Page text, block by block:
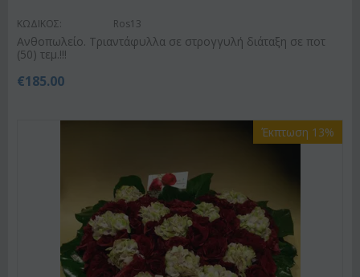
ΚΩΔΙΚΟΣ: Ros13
Ανθοπωλείο. Τριαντάφυλλα σε στρογγυλή διάταξη σε ποτ
(50) τεμ.!!!
€185.00
Έκπτωση 13%